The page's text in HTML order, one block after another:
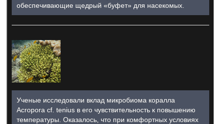
обеспечивающие щедрый «буфет» для насекомых.
Ученые исследовали вклад микробиома коралла
Acropora cf. tenius в его чувствительность к повышению
температуры. Оказалось, что при комфортных условиях